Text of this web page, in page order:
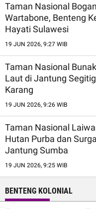
Taman Nasional
Wartabone, Benteng
Hayati Sulawesi
19 JUN 2026, 9:27 WIB
Taman Nasional
Laut di Jantung
Karang
19 JUN 2026, 9:26 WIB
Taman Nasional
Hutan Purba dan
Jantung Sumba
19 JUN 2026, 9:25 WIB
BENTENG KOLONIAL